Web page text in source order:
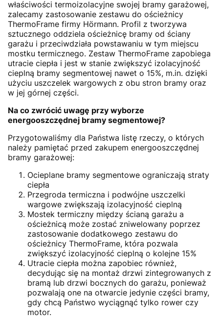
właściwości termoizolacyjne swojej bramy garażowej,
zalecamy zastosowanie zestawu do ościeżnicy
ThermoFrame firmy Hörmann. Profil z tworzywa
sztucznego oddziela ościeżnicę bramy od ściany
garażu i przeciwdziała powstawaniu w tym miejscu
mostku termicznego. Zestaw ThermoFrame zapobiega
utracie ciepła i jest w stanie zwiększyć izolacyjność
cieplną bramy segmentowej nawet o 15%, m.in. dzięki
użyciu uszczelek wargowych z obu stron bramy oraz
w jej górnej części.
Na co zwrócić uwagę przy wyborze
energooszczędnej bramy segmentowej?
Przygotowaliśmy dla Państwa listę rzeczy, o których
należy pamiętać przed zakupem energooszczędnej
bramy garażowej:
Ocieplane bramy segmentowe ograniczają straty
ciepła
Przegroda termiczna i podwójne uszczelki
wargowe zwiększają izolacyjność cieplną
Mostek termiczny między ścianą garażu a
ościeżnicą może zostać zniwelowany poprzez
zastosowanie dodatkowego zestawu do
ościeżnicy ThermoFrame, która pozwala
zwiększyć izolacyjność cieplną o kolejne 15%
Utracie ciepła można zapobiec również,
decydując się na montaż drzwi zintegrowanych z
bramą lub drzwi bocznych do garażu, ponieważ
pozwalają one na otwarcie jedynie części bramy,
gdy chcą Państwo wyciągnąć tylko rower czy
motor.